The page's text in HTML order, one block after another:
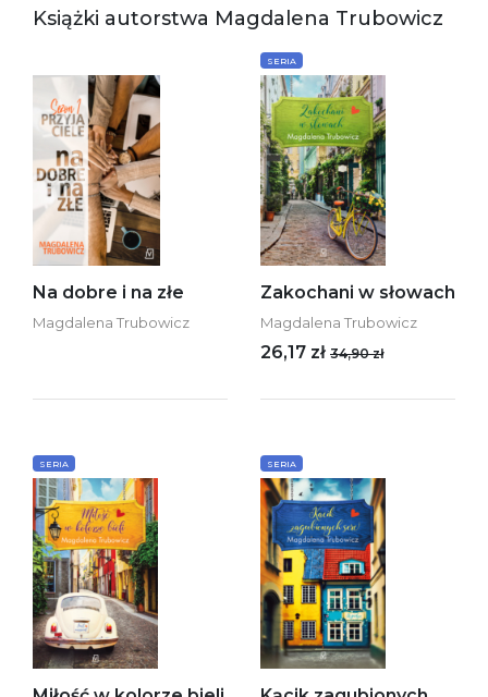
Książki autorstwa Magdalena Trubowicz
Na dobre i na złe
Magdalena Trubowicz
SERIA
Zakochani w słowach
Magdalena Trubowicz
26,17 zł 34,90 zł
SERIA SERIA